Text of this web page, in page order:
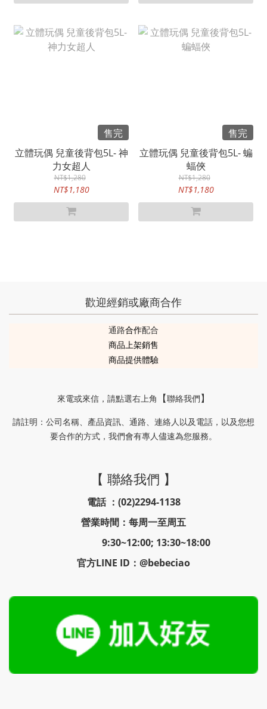
售完
立體玩偶 兒童後背包5L- 神
力女超人
NT$1,280
NT$1,180
售完
立體玩偶 兒童後背包5L- 蝙
蝠俠
NT$1,280
NT$1,180
歡迎經銷或廠商合作
通路合作配合
商品上架銷售
商品提供體驗
來電或來信 ，請點選右上角 【聯絡我們 】
請註明 ： 公司名稱、產品資訊、通路、連絡人以及電話，以及您想
要合作的方式，我們會有專人儘速為您服務。
【 聯絡我們 】
電話 ：(02)2294-1138
營業時間：每周一至周五
9:30~12:00; 13:30~18:00
官方LINE ID：@bebeciao